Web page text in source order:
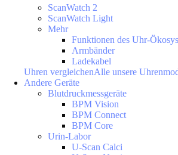
ScanWatch 2
ScanWatch Light
Mehr
Funktionen des Uhr-
Armbänder
Ladekabel
Uhren vergleichenAlle unsere
Andere Geräte
Blutdruckmessgeräte
BPM Vision
BPM Connect
BPM Core
Urin-Labor
U-Scan Calci